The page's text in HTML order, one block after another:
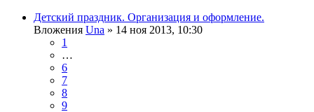
Детский праздник. Организация и оформление.
Вложения Una » 14 ноя 2013, 10:30
1
…
6
7
8
9